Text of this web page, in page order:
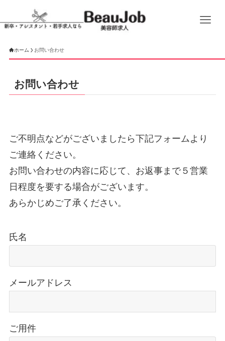
ホーム お問い合わせ
お問い合わせ
ご不明点などがございましたら下記フォームより
ご連絡ください。
お問い合わせの内容に応じて、お返事まで５営業
日程度を要する場合がございます。
あらかじめご了承ください。
氏名
メールアドレス
ご用件